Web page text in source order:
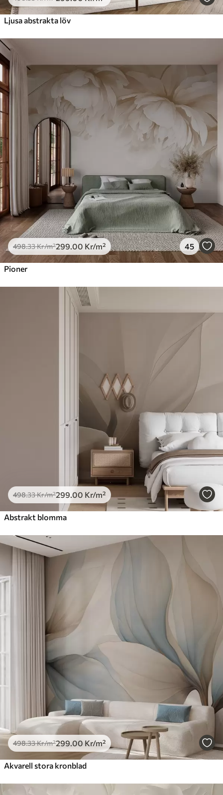
Ljusa abstrakta löv
498.33Kr/m²299 .00 Kr/m² 45
Pioner
498.33Kr/m²299 .00 Kr/m²
Abstrakt blomma
498.33Kr/m²299 .00 Kr/m²
Akvarell stora kronblad